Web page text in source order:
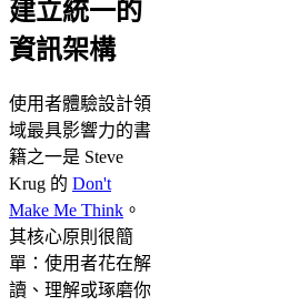
建立統一的
資訊架構
使用者體驗設計領
域最具影響力的書
籍之一是 Steve
Krug 的 Don't
Make Me Think 。
其核心原則很簡
單：使用者花在解
讀、理解或琢磨你